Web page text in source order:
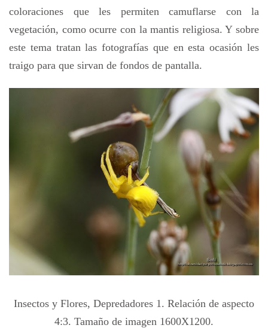
coloraciones que les permiten camuflarse con la
vegetación, como ocurre con la mantis religiosa. Y sobre
este tema tratan las fotografías que en esta ocasión les
traigo para que sirvan de fondos de pantalla.
Insectos y Flores, Depredadores 1. Relación de aspecto
4:3. Tamaño de imagen 1600X1200.